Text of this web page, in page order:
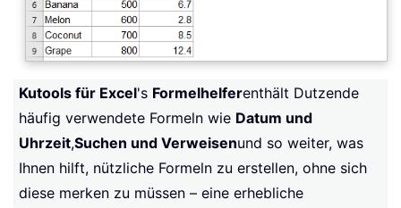
Kutools für Excel's Formelhelferenthält Dutzende
häufig verwendete Formeln wie Datum und
Uhrzeit,Suchen und Verweisenund so weiter, was
Ihnen hilft, nützliche Formeln zu erstellen, ohne sich
diese merken zu müssen – eine erhebliche